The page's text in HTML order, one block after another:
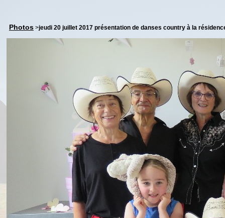
Photos >jeudi 20 juillet 2017 présentation de danses country à la